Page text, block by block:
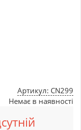
Артикул: CN299
Немає в наявності